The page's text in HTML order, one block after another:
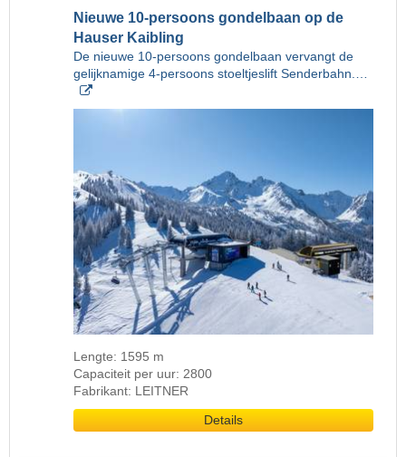
Nieuwe 10-persoons gondelbaan op de
Hauser Kaibling
De nieuwe 10-persoons gondelbaan vervangt de
gelijknamige 4-persoons stoeltjeslift Senderbahn.…
Lengte: 1595 m
Capaciteit per uur: 2800
Fabrikant: LEITNER
Details